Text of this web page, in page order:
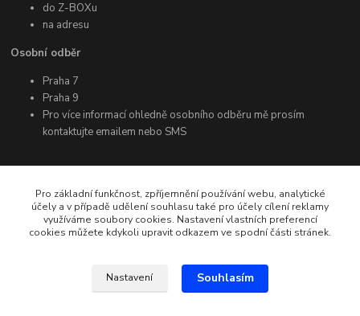
do Z-BOXu
na adresu
Osobní odběr
Praha 7
Praha 9
Pro více informací ohledně osobního odběru mě prosím
kontaktujte emailem nebo SMS
Další informace
Facebook
Pro základní funkčnost, zpříjemnění používání webu, analytické
účely a v případě udělení souhlasu také pro účely cílení reklamy
využíváme soubory cookies. Nastavení vlastních preferencí
cookies můžete kdykoli upravit odkazem ve spodní části stránek.
Nastavení Souhlasím